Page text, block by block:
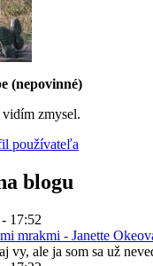
(nepovinné)
zmysel.
používateľa
blogu
17:52
mrakmi - Janette
vy, ale ja som sa už